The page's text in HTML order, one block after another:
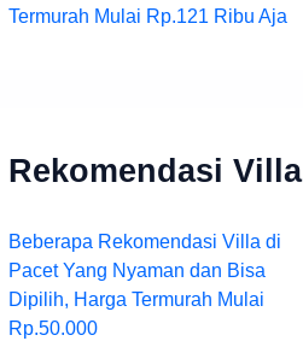
Termurah Mulai Rp.121 Ribu Aja
Rekomendasi Villa
Beberapa Rekomendasi Villa di
Pacet Yang Nyaman dan Bisa
Dipilih, Harga Termurah Mulai
Rp.50.000